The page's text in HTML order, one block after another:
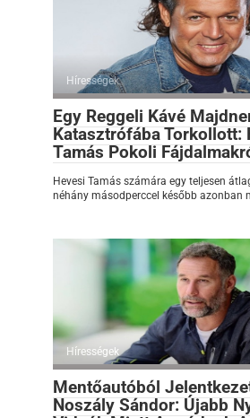
Hírességek
Egy Reggeli Kávé
Katasztrófába Torkollott:
Tamás Pokoli
Hevesi Tamás számára egy teljesen
néhány másodperccel később azonban
Hírességek
Mentőautóból
Noszály Sándor: Újabb